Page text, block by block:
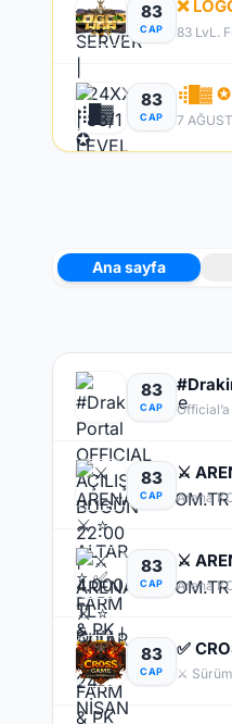
83
CAP
❌
83 LvL.
83
CAP
Ana sayfa
83
CAP
83
CAP
⚔️
Arena
83
CAP
⚔️
Arena
83
CAP
✅
⚔️